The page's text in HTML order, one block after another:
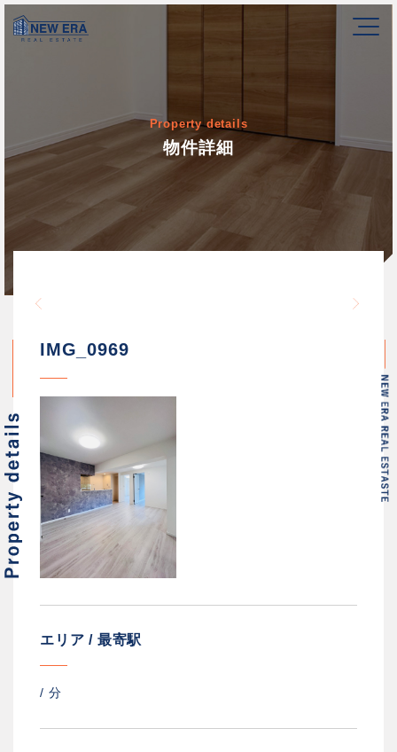
Property details
物件詳細
/home/newerakk/
IMG_0969
エリア / 最寄駅
/ 分